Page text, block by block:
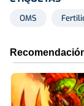
OMS